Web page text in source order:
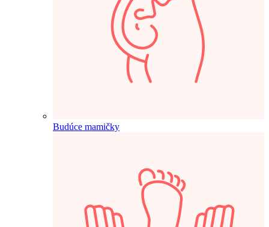
Budúce mamičky